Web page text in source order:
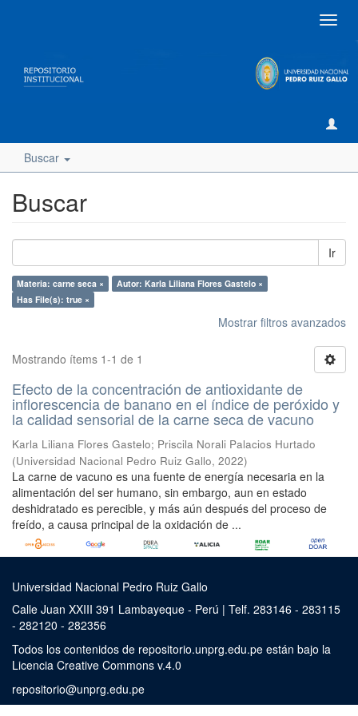
Buscar
Buscar
Ir
Materia: carne seca ×
Autor: Karla Liliana Flores Gastelo ×
Has File(s): true ×
Mostrar filtros avanzados
Mostrando ítems 1-1 de 1
Efecto de la concentración de antioxidante de
inflorescencia de banano en el índice de peróxido y
la calidad sensorial de la carne seca de vacuno
Karla Liliana Flores Gastelo; Priscila Norali Palacios Hurtado
(Universidad Nacional Pedro Ruiz Gallo, 2022)
La carne de vacuno es una fuente de energía necesaria en la
alimentación del ser humano, sin embargo, aun en estado
deshidratado es perecible, y más aún después del proceso de
freído, a causa principal de la oxidación de ...
Universidad Nacional Pedro Ruiz Gallo
Calle Juan XXIII 391 Lambayeque - Perú | Telf. 283146 - 283115
- 282120 - 282356
Todos los contenidos de repositorio.unprg.edu.pe están bajo la
Licencia Creative Commons v.4.0
repositorio@unprg.edu.pe